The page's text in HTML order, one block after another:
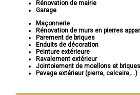
Rénovation de mairie
Garage
Maçonnerie
Rénovation de murs en pierres
Parement de briques
Enduits de décoration
Peinture extérieure
Ravalement extérieur
Jointoiement de moellons et briques
Pavage extérieur (pierre, calcaire,...)